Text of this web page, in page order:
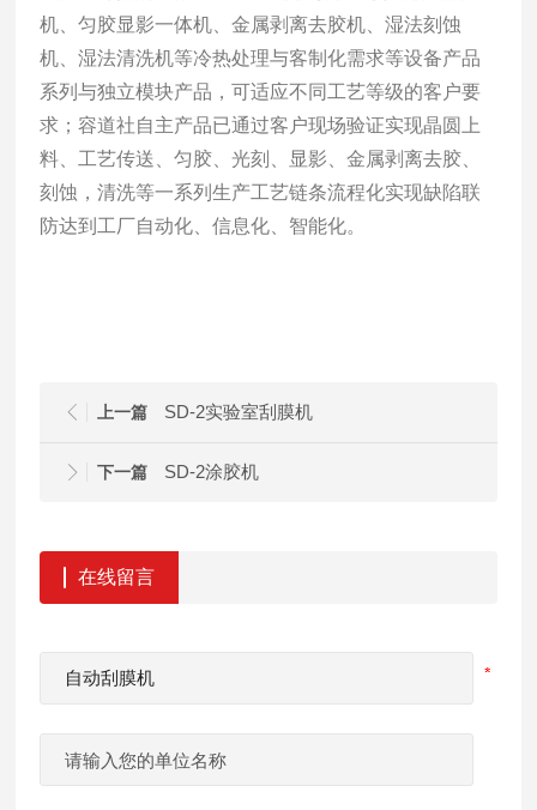
机、匀胶显影一体机、金属剥离去胶机、湿法刻蚀
机、湿法清洗机等冷热处理与客制化需求等设备产品
系列与独立模块产品，可适应不同工艺等级的客户要
求；容道社自主产品已通过客户现场验证实现晶圆上
料、工艺传送、匀胶、光刻、显影、金属剥离去胶、
刻蚀，清洗等一系列生产工艺链条流程化实现缺陷联
防达到工厂自动化、信息化、智能化。
上一篇 SD-2实验室刮膜机
下一篇 SD-2涂胶机
在线留言